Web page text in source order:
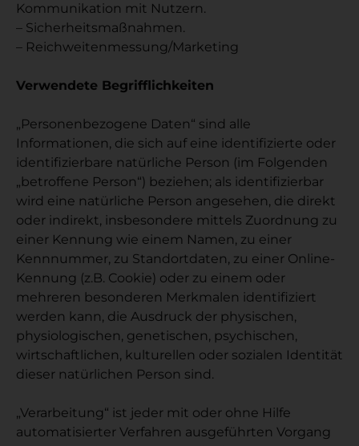
Kommunikation mit Nutzern.
– Sicherheitsmaßnahmen.
– Reichweitenmessung/Marketing
Verwendete Begrifflichkeiten
„Personenbezogene Daten“ sind alle
Informationen, die sich auf eine identifizierte oder
identifizierbare natürliche Person (im Folgenden
„betroffene Person“) beziehen; als identifizierbar
wird eine natürliche Person angesehen, die direkt
oder indirekt, insbesondere mittels Zuordnung zu
einer Kennung wie einem Namen, zu einer
Kennnummer, zu Standortdaten, zu einer Online-
Kennung (z.B. Cookie) oder zu einem oder
mehreren besonderen Merkmalen identifiziert
werden kann, die Ausdruck der physischen,
physiologischen, genetischen, psychischen,
wirtschaftlichen, kulturellen oder sozialen Identität
dieser natürlichen Person sind.
„Verarbeitung“ ist jeder mit oder ohne Hilfe
automatisierter Verfahren ausgeführten Vorgang